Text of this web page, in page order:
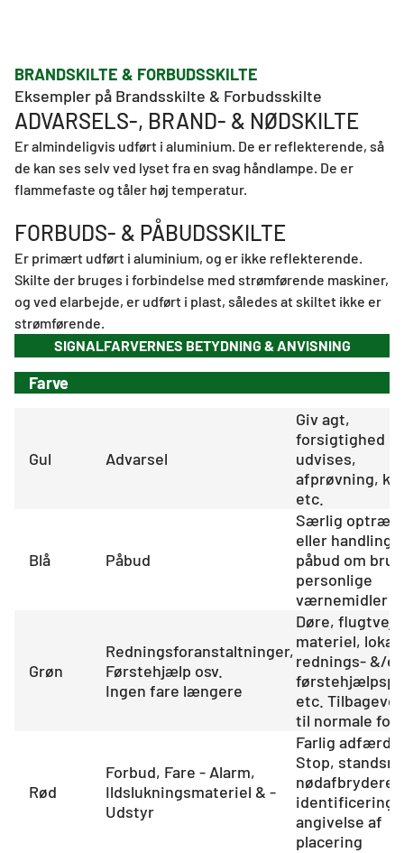
BRANDSKILTE & FORBUDSSKILTE
Eksempler på Brandsskilte & Forbudsskilte
ADVARSELS-, BRAND- & NØDSKILTE
Er almindeligvis udført i aluminium. De er reflekterende, så
de kan ses selv ved lyset fra en svag håndlampe. De er
flammefaste og tåler høj temperatur.
FORBUDS- & PÅBUDSSKILTE
Er primært udført i aluminium, og er ikke reflekterende.
Skilte der bruges i forbindelse med strømførende maskiner,
og ved elarbejde, er udført i plast, således at skiltet ikke er
strømførende.
SIGNALFARVERNES BETYDNING & ANVISNING​​​​​​​
Farve
Gul Advarsel
Giv agt,
forsigtighed
udvises, ​​​​
afprøvning,
etc.
Blå Påbud
Særlig
eller handling,
påbud om
personlige
værnemidler
Grøn
Redningsforanstaltninger,
Førstehjælp osv.
Ingen fare længere
Døre, flugtveje
materiel,
rednings- &/
etc.
til normale
Rød
Forbud, Fare - Alarm,
Ildslukningsmateriel & -
Udstyr
Farlig adfærd.
Stop,
nødafbrydere
identificering
angivelse af
placering